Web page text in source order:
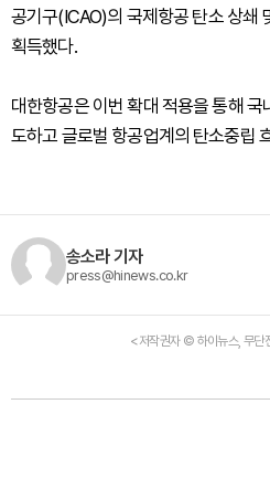
공기구(ICAO)의 국제항공 탄소 상쇄
획득했다.
대한항공은 이번 확대 적용을 통해
도하고 글로벌 항공업계의 탄소중립
송소라 기자
press@hinews.co.kr
<저작권자 © 하이뉴스, 무단